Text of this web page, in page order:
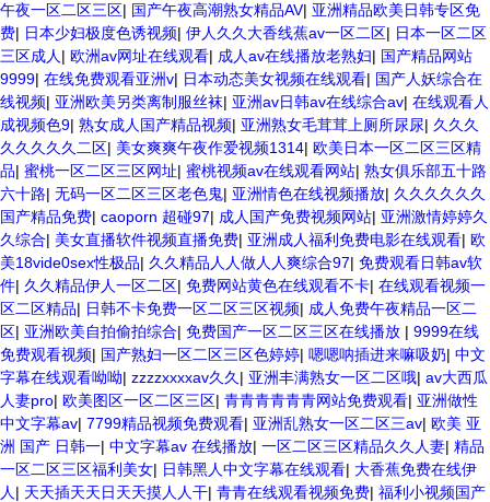
午夜一区二区三区| 国产午夜高潮熟女精品AV| 亚洲精品欧美日韩专区免
费| 日本少妇极度色诱视频| 伊人久久大香线蕉av一区二区| 日本一区二区
三区成人 | 欧洲av网址在线观看| 成人av在线播放老熟妇| 国产精品网站
9999| 在线免费观看亚洲v| 日本动态美女视频在线观看| 国产人妖综合在
线视频| 亚洲欧美另类离制服丝袜| 亚洲av日韩av在线综合av| 在线观看人
成视频色9| 熟女成人国产精品视频| 亚洲熟女毛茸茸上厕所尿尿| 久久久
久久久久久二区| 美女爽爽午夜作爱视频1314| 欧美日本一区二区三区精
品| 蜜桃一区二区三区网址| 蜜桃视频av在线观看网站| 熟女俱乐部五十路
六十路| 无码一区二区三区老色鬼| 亚洲情色在线视频播放| 久久久久久久
国产精品免费| caoporn 超碰97| 成人国产免费视频网站| 亚洲激情婷婷久
久综合| 美女直播软件视频直播免费| 亚洲成人福利免费电影在线观看| 欧
美18vide0sex性极品| 久久精品人人做人人爽综合97| 免费观看日韩av软
件| 久久精品伊人一区二区| 免费网站黄色在线观看不卡| 在线观看视频一
区二区精品| 日韩不卡免费一区二区三区视频| 成人免费午夜精品一区二
区| 亚洲欧美自拍偷拍综合| 免费国产一区二区三区在线播放 | 9999在线
免费观看视频| 国产熟妇一区二区三区色婷婷| 嗯嗯呐插进来嘛吸奶| 中文
字幕在线观看呦呦| zzzzxxxxav久久 | 亚洲丰满熟女一区二区哦| av大西瓜
人妻pro| 欧美图区一区二区三区| 青青青青青青网站免费观看| 亚洲做性
中文字幕av| 7799精品视频免费观看| 亚洲乱熟女一区二区三av| 欧美 亚
洲 国产 日韩一| 中文字幕av 在线播放| 一区二区三区精品久久人妻| 精品
一区二区三区福利美女| 日韩黑人中文字幕在线观看| 大香蕉免费在线伊
人 | 天天插天天日天天摸人人干| 青青在线观看视频免费| 福利小视频国产